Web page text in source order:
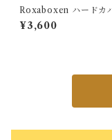
Roxaboxen ハードカ
¥3,600